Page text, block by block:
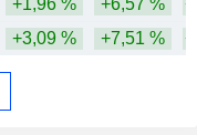
+3,09 % +7,51 %